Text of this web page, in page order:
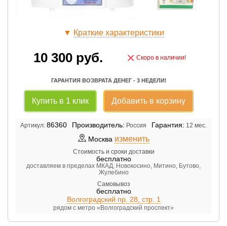
▼ Краткие характеристики
10 300 руб. × Скоро в наличии!
ГАРАНТИЯ ВОЗВРАТА ДЕНЕГ - 3 НЕДЕЛИ!
Купить в 1 клик Добавить в корзину
Артикул: 86360 Производитель: Россия Гарантия: 12 мес.
Москва изменить
Стоимость и сроки доставки
бесплатно
доставляем в пределах МКАД, Новокосино, Митино, Бутово,
Жулебино
Самовывоз
бесплатно
Волгоградский пр. 28, стр. 1
рядом с метро «Волгоградский проспект»